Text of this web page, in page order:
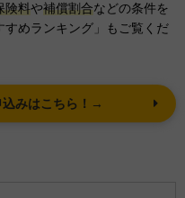
険料や補償割合などの条件を
めランキング」もご覧くだ
込みはこちら！→